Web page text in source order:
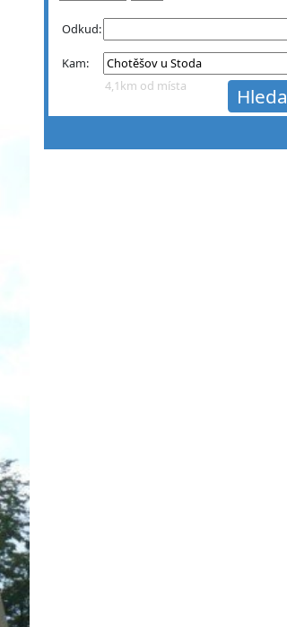
Odkud:
Kam:
4,1km od místa